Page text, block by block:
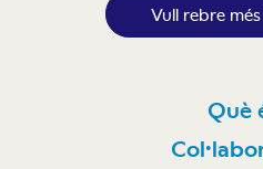
Vull rebre
Què